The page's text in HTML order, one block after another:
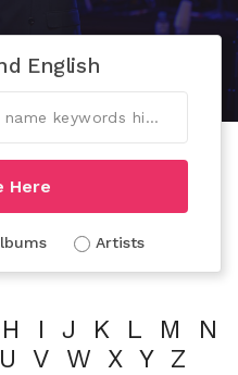
English
Here
Artists
H I J K L M
N
U V W X Y Z